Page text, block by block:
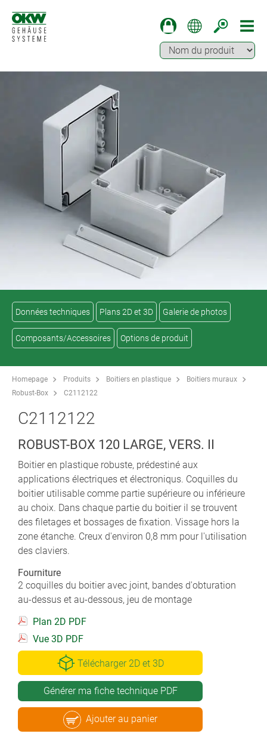
Données techniques Plans 2D et 3D Galerie de photos
Composants/Accessoires Options de produit
Homepage Produits Boitiers en plastique
Boitiers muraux
Robust-Box
C2112122
C2112122
ROBUST-BOX 120 LARGE, VERS. II
Boitier en plastique robuste, prédestiné aux
applications électriques et électroniqus. Coquilles du
boitier utilisable comme partie supérieure ou inférieure
au choix. Dans chaque partie du boitier il se trouvent
des filetages et bossages de fixation. Vissage hors la
zone étanche. Creux d'environ 0,8 mm pour l'utilisation
des claviers.
Fourniture
2 coquilles du boitier avec joint, bandes d'obturation
au-dessus et au-dessous, jeu de montage
Plan 2D PDF
Vue 3D PDF
Télécharger 2D et 3D
Générer ma fiche technique PDF
Ajouter au panier